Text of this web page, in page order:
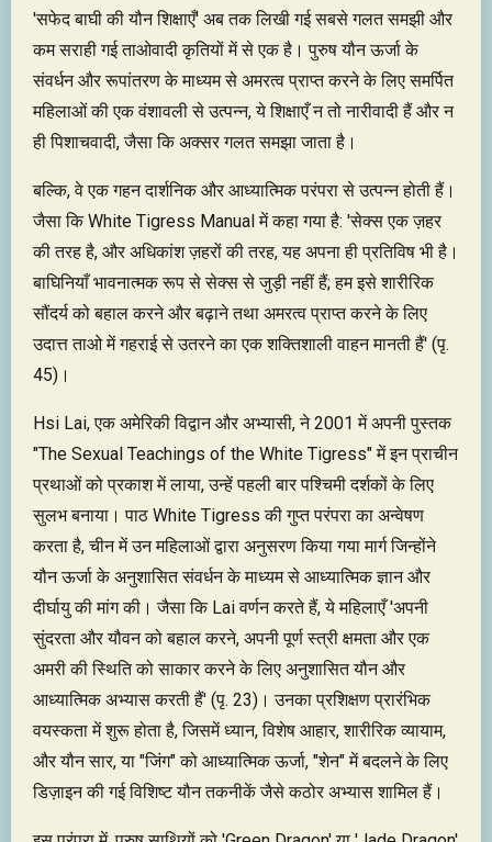
'सफेद बाघी की यौन शिक्षाएँ' अब तक लिखी गई सबसे गलत समझी और
कम सराही गई ताओवादी कृतियों में से एक है। पुरुष यौन ऊर्जा के
संवर्धन और रूपांतरण के माध्यम से अमरत्व प्राप्त करने के लिए समर्पित
महिलाओं की एक वंशावली से उत्पन्न, ये शिक्षाएँ न तो नारीवादी हैं और न
ही पिशाचवादी, जैसा कि अक्सर गलत समझा जाता है।
बल्कि, वे एक गहन दार्शनिक और आध्यात्मिक परंपरा से उत्पन्न होती हैं।
जैसा कि White Tigress Manual में कहा गया है: 'सेक्स एक ज़हर
की तरह है, और अधिकांश ज़हरों की तरह, यह अपना ही प्रतिविष भी है।
बाघिनियाँ भावनात्मक रूप से सेक्स से जुड़ी नहीं हैं; हम इसे शारीरिक
सौंदर्य को बहाल करने और बढ़ाने तथा अमरत्व प्राप्त करने के लिए
उदात्त ताओ में गहराई से उतरने का एक शक्तिशाली वाहन मानती हैं' (पृ.
45)।
Hsi Lai, एक अमेरिकी विद्वान और अभ्यासी, ने 2001 में अपनी पुस्तक
"The Sexual Teachings of the White Tigress" में इन प्राचीन
प्रथाओं को प्रकाश में लाया, उन्हें पहली बार पश्चिमी दर्शकों के लिए
सुलभ बनाया। पाठ White Tigress की गुप्त परंपरा का अन्वेषण
करता है, चीन में उन महिलाओं द्वारा अनुसरण किया गया मार्ग जिन्होंने
यौन ऊर्जा के अनुशासित संवर्धन के माध्यम से आध्यात्मिक ज्ञान और
दीर्घायु की मांग की। जैसा कि Lai वर्णन करते हैं, ये महिलाएँ 'अपनी
सुंदरता और यौवन को बहाल करने, अपनी पूर्ण स्त्री क्षमता और एक
अमरी की स्थिति को साकार करने के लिए अनुशासित यौन और
आध्यात्मिक अभ्यास करती हैं' (पृ. 23)। उनका प्रशिक्षण प्रारंभिक
वयस्कता में शुरू होता है, जिसमें ध्यान, विशेष आहार, शारीरिक व्यायाम,
और यौन सार, या "जिंग" को आध्यात्मिक ऊर्जा, "शेन" में बदलने के लिए
डिज़ाइन की गई विशिष्ट यौन तकनीकें जैसे कठोर अभ्यास शामिल हैं।